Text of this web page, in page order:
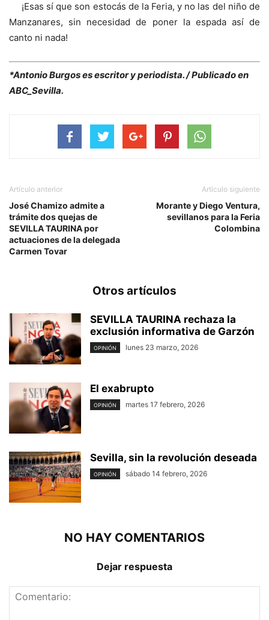
¡Esas sí que son estocás de la Feria, y no las del niño de
Manzanares, sin necesidad de poner la espada así de
canto ni nada!
*Antonio Burgos es escritor y periodista. / Publicado en
ABC_Sevilla.
Artículo anterior
José Chamizo admite a
trámite dos quejas de
SEVILLA TAURINA por
actuaciones de la delegada
Carmen Tovar
Artículo siguiente
Morante y Diego Ventura,
sevillanos para la Feria
Colombina
Otros artículos
SEVILLA TAURINA rechaza la
exclusión informativa de Garzón
OPINIÓN lunes 23 marzo, 2026
El exabrupto
OPINIÓN martes 17 febrero, 2026
Sevilla, sin la revolución deseada
OPINIÓN sábado 14 febrero, 2026
NO HAY COMENTARIOS
Dejar respuesta